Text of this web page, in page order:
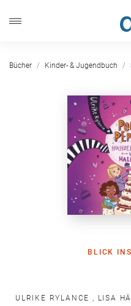
Bücher Kinder- & Jugendbuch
BLICK
ULRIKE RYLANCE , LISA